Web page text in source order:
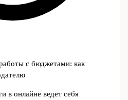
с бюджетами: как
в онлайне ведет себя